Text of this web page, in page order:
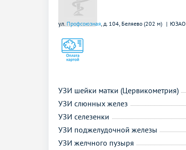
ул. Профсоюзная , д. 104, Беляево (202 м) ЮЗАО
УЗИ шейки матки (Цервикометрия)
УЗИ слюнных желез
УЗИ селезенки
УЗИ поджелудочной железы
УЗИ желчного пузыря